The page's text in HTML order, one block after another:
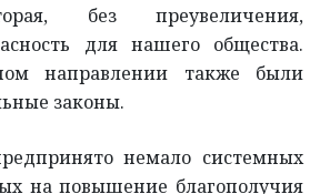
без преувеличения,
для нашего общества.
направлении также были
законы.
немало системных
на повышение благополучия